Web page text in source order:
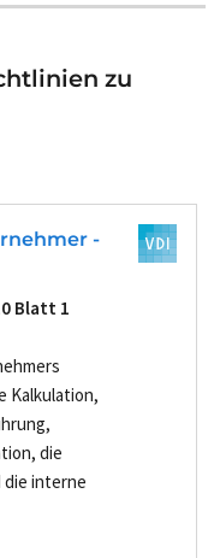
zu
-
Blatt 1
Kalkulation,
die
die interne